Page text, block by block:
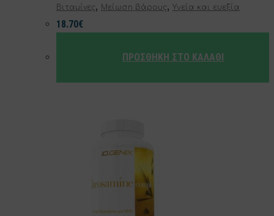
Βιταμίνες, Μείωση βάρους, Υγεία και ευεξία
18.70€
ΠΡΟΣΘΉΚΗ ΣΤΟ ΚΑΛΆΘΙ